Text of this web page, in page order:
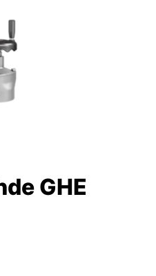
GHE